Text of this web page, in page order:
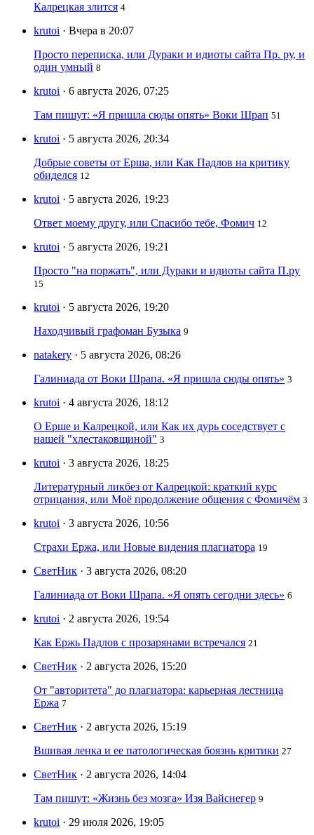
Калрецкая злится 4
krutoi · Вчера в 20:07
Просто переписка, или Дураки и идиоты сайта Пр. ру, и
один умный 8
krutoi · 6 августа 2026, 07:25
Там пишут: «Я пришла сюды опять» Воки Шрап 51
krutoi · 5 августа 2026, 20:34
Добрые советы от Ерша, или Как Падлов на критику
обиделся 12
krutoi · 5 августа 2026, 19:23
Ответ моему другу, или Спасибо тебе, Фомич 12
krutoi · 5 августа 2026, 19:21
Просто "на поржать", или Дураки и идиоты сайта П.ру
15
krutoi · 5 августа 2026, 19:20
Находчивый графоман Бузыка 9
natakery · 5 августа 2026, 08:26
Галиниада от Воки Шрапа. «Я пришла сюды опять» 3
krutoi · 4 августа 2026, 18:12
О Ерше и Калрецкой, или Как их дурь соседствует с
нашей "хлестаковщиной" 3
krutoi · 3 августа 2026, 18:25
Литературный ликбез от Калрецкой: краткий курс
отрицания, или Моё продолжение общения с Фомичём 3
krutoi · 3 августа 2026, 10:56
Страхи Ержа, или Новые видения плагиатора 19
СветНик · 3 августа 2026, 08:20
Галиниада от Воки Шрапа. «Я опять сегодни здесь» 6
krutoi · 2 августа 2026, 19:54
Как Ержь Падлов с прозарянами встречался 21
СветНик · 2 августа 2026, 15:20
От "авторитета" до плагиатора: карьерная лестница
Ержа 7
СветНик · 2 августа 2026, 15:19
Вшивая ленка и ее патологическая боязнь критики 27
СветНик · 2 августа 2026, 14:04
Там пишут: «Жизнь без мозга» Изя Вайснегер 9
krutoi · 29 июля 2026, 19:05